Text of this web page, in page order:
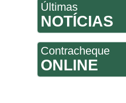
Últimas
NOTÍCIAS
Contracheque
ONLINE